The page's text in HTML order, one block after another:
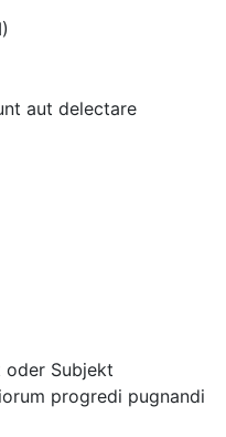
aut delectare
oder Subjekt
progredi pugnandi